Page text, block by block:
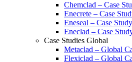
Chemclad – Case
Enecrete – Case
Eneseal – Case Study
Eneclad – Case
Case Studies Global
Metaclad – Global
Flexiclad – Global